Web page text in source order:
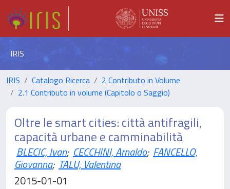
IRIS
IRIS Catalogo Ricerca
2 Contributo in Volume
2.1 Contributo in volume (Capitolo o Saggio)
Oltre le smart cities: città antifragili,
capacità urbane e camminabilità
BLECIC, Ivan; CECCHINI, Arnaldo; FANCELLO,
Giovanna; TALU, Valentina
2015-01-01